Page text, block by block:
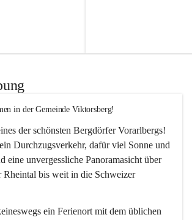
in der Gemeinde Viktorsberg!
der schönsten Bergdörfer Vorarlbergs!
Durchzugsverkehr, dafür viel Sonne und
eine unvergessliche Panoramasicht über
Rheintal bis weit in die Schweizer
ein Ferienort mit dem üblichen